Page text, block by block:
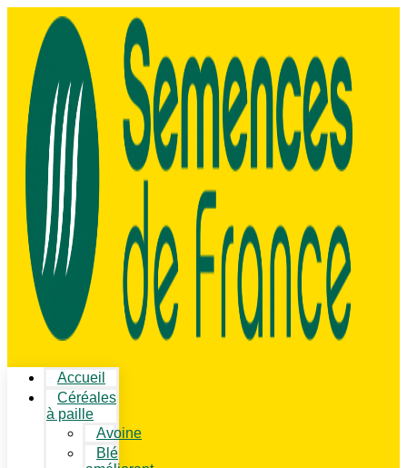
Accueil
Céréales
à paille
Avoine
Blé